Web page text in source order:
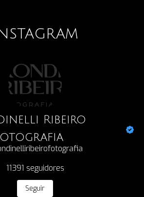
Ribeiro
11391 seguidores
Seguir